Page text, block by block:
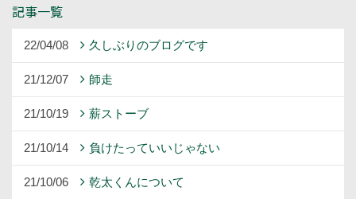
記事一覧
22/04/08 久しぶりのブログです
21/12/07 師走
21/10/19 薪ストーブ
21/10/14 負けたっていいじゃない
21/10/06 乾太くんについて